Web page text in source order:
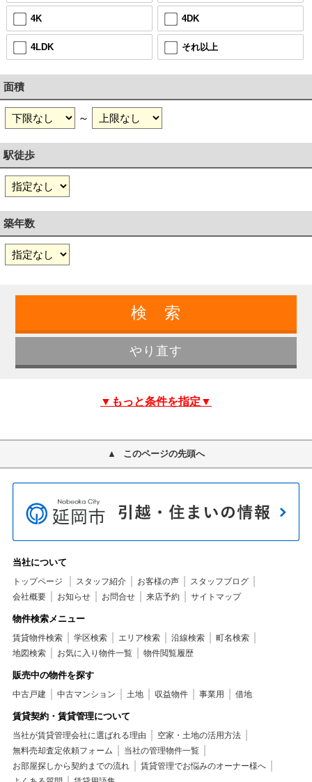
4K 4DK
4LDK それ以上
面積
～
駅徒歩
築年数
▼もっと条件を指定▼
このページの先頭へ
当社について
トップページ スタッフ紹介 お客様の声
スタッフブログ
会社概要
お知らせ お問合せ 来店予約 サイトマップ
物件検索メニュー
賃貸物件検索 学区検索 エリア検索 沿線検索
町名検索
地図検索
お気に入り物件一覧 物件閲覧履歴
販売中の物件を探す
中古戸建 中古マンション 土地 収益物件 事業用 借地
賃貸契約・賃貸管理について
当社が賃貸管理会社に選ばれる理由
空家・土地の活用方法
無料売却査定依頼フォーム
当社の管理物件一覧
お部屋探しから契約までの流れ
賃貸管理でお悩みのオーナー様へ